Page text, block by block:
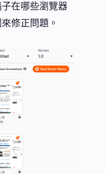
在哪些瀏覽器
修正問題。